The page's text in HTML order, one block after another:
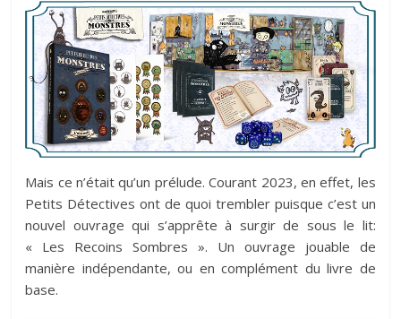
Mais ce n’était qu’un prélude. Courant 2023, en effet, les
Petits Détectives ont de quoi trembler puisque c’est un
nouvel ouvrage qui s’apprête à surgir de sous le lit:
« Les Recoins Sombres ». Un ouvrage jouable de
manière indépendante, ou en complément du livre de
base.